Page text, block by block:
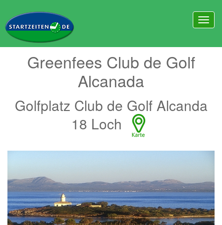
Greenfees Club de Golf
Alcanada
Golfplatz Club de Golf Alcanda
18 Loch